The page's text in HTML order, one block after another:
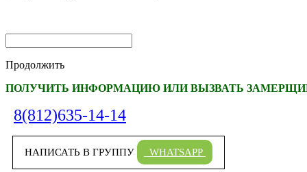
Продолжить
ПОЛУЧИТЬ ИНФОРМАЦИЮ ИЛИ ВЫЗВАТЬ
8(812)635-14-14
НАПИСАТЬ В ГРУППУ WHATSAPP